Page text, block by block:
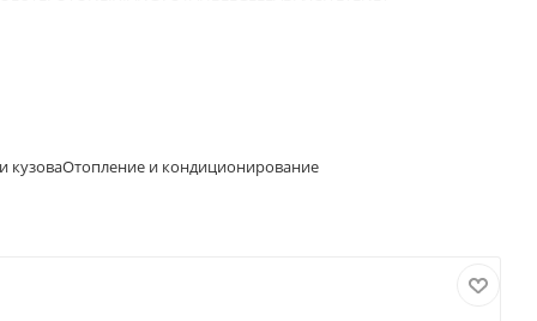
кузоваОтопление и кондиционирование